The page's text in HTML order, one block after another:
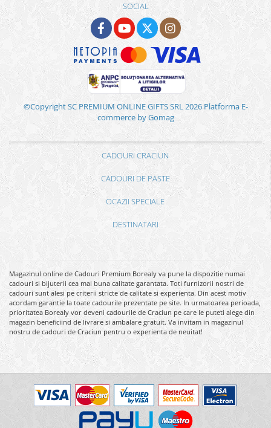
SOCIAL
©Copyright SC PREMIUM ONLINE GIFTS SRL 2026 Platforma E-
commerce by Gomag
CADOURI CRACIUN
CADOURI DE PASTE
OCAZII SPECIALE
DESTINATARI
Magazinul online de Cadouri Premium Borealy va pune la dispozitie numai
cadouri si bijuterii cea mai buna calitate garantata. Toti furnizorii nostri de
cadouri sunt alesi pe criterii stricte de calitate si experienta. Din acest motiv
acordam garantie la toate cadourile prezentate pe site. In urmatoarea perioada,
prioritatea Borealy vor deveni cadourile de Craciun pe care le puteti alege din
magazin beneficiind de livrare si ambalare gratuit. Va invitam in magazinul
nostru de cadouri de Craciun pentru o experienta de neuitat!